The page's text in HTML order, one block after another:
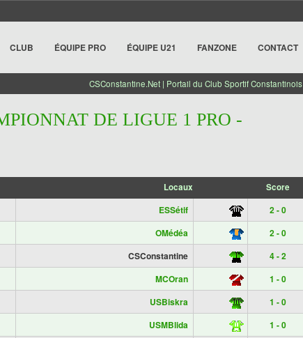
CLUB ÉQUIPE PRO ÉQUIPE U21 FANZONE CONTACT
CSConstantine.Net | Portail du Club Sportif Constantinois
DE LIGUE 1 PRO -
Locaux Score
ESSétif 2 - 0
OMédéa 2 - 0
CSConstantine 4 - 2
MCOran 1 - 0
USBiskra 1 - 0
USMBlida 1 - 0